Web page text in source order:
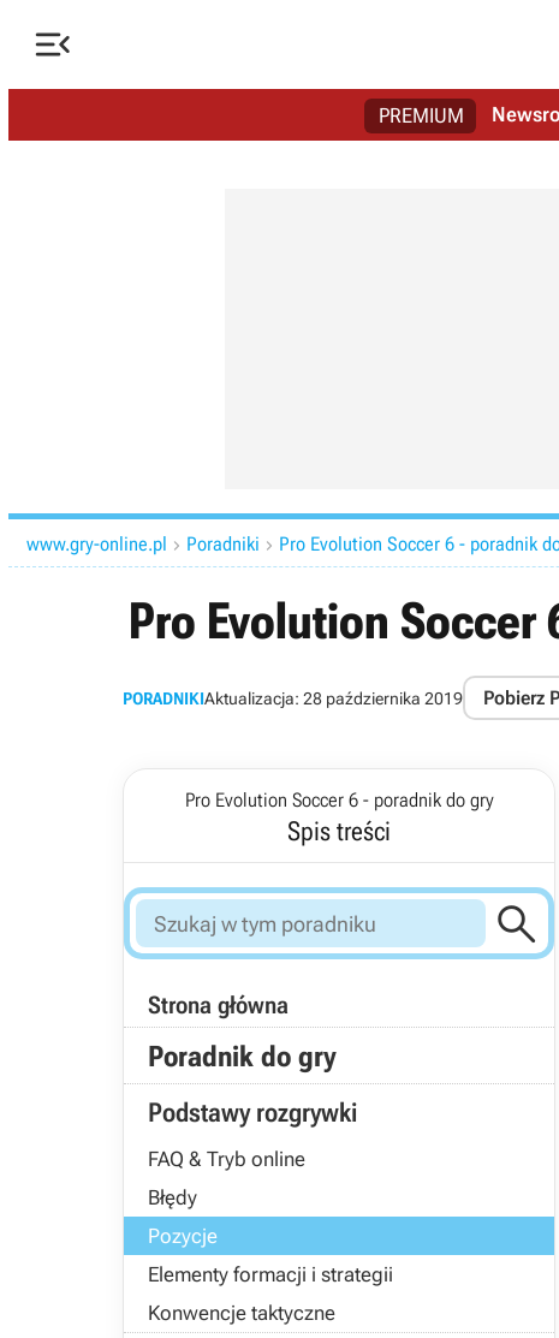

PREMIUM
www.gry-online.pl  Poradniki  Pro Evolution Soccer 6 - poradnik
Pro Evolution Soccer
PORADNIKIAktualizacja: 28 października 2019 Pobierz
Pro Evolution Soccer 6 - poradnik do gry
Spis treści

Strona główna
Poradnik do gry
Podstawy rozgrywki
FAQ & Tryb online
Błędy
Pozycje
Elementy formacji i strategii
Konwencje taktyczne